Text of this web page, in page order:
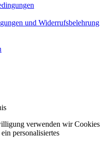
und Widerrufsbelehrung
verwenden wir Cookies
personalisiertes